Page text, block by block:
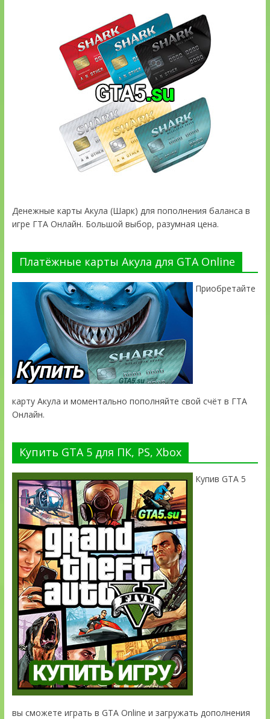
Денежные карты Акула (Шарк) для пополнения баланса в
игре ГТА Онлайн. Большой выбор, разумная цена.
Платёжные карты Акула для GTA Online
Приобретайте
карту Акула и моментально пополняйте свой счёт в ГТА
Онлайн.
Купить GTA 5 для ПК, PS, Xbox
Купив GTA 5
вы сможете играть в GTA Online и загружать дополнения